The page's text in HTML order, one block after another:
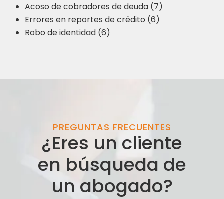
Acoso de cobradores de deuda (7)
Errores en reportes de crédito (6)
Robo de identidad (6)
PREGUNTAS FRECUENTES
¿Eres un cliente
en búsqueda de
un abogado?